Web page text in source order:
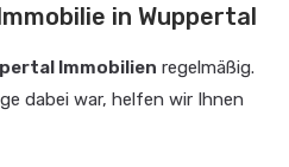
in Wuppertal
Immobilien regelmäßig.
dabei war, helfen wir Ihnen